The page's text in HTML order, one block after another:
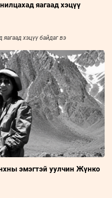
хэцүү
Чихэвч зүүсэн хүмүүстэй танилцахад яагаад хэцүү байдаг вэ
эмэгтэй уулчин Жүнко